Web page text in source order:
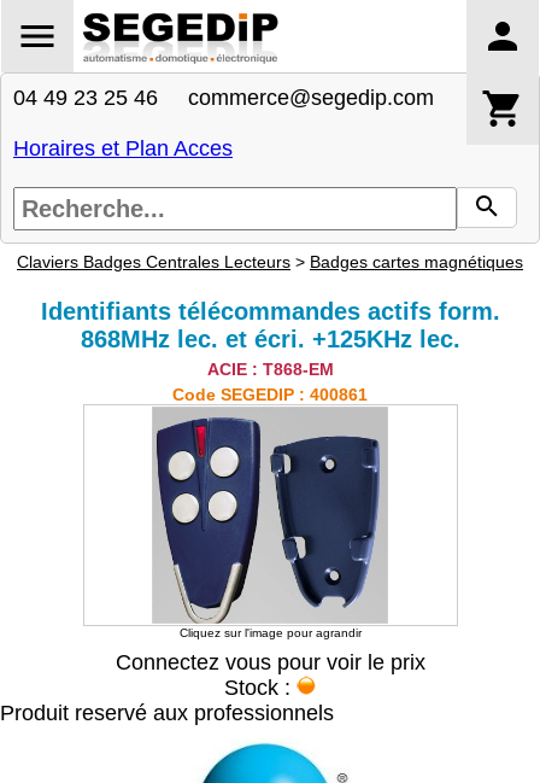
04 49 23 25 46 commerce@segedip.com
Horaires et Plan Acces
Claviers Badges Centrales Lecteurs > Badges cartes magnétiques
Identifiants télécommandes actifs form.
868MHz lec. et écri. +125KHz lec.
ACIE : T868-EM
Code SEGEDIP : 400861
Cliquez sur l'image pour agrandir
Connectez vous pour voir le prix
Stock :
Produit reservé aux professionnels